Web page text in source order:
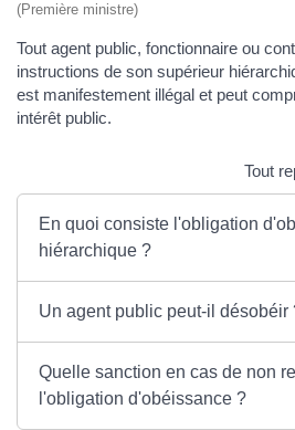
(Première ministre)
Tout agent public, fonctionnaire ou
instructions de son supérieur
est manifestement illégal et peut
intérêt public.
Tout
En quoi consiste l'obligation
hiérarchique ?
Un agent public peut-il désobéir
Quelle sanction en cas de non
l'obligation d'obéissance ?